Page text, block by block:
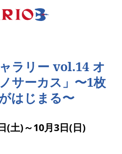
ラリー vol.14 オ
サーカス」〜1枚
はじまる〜
(土)～10月3日(日)